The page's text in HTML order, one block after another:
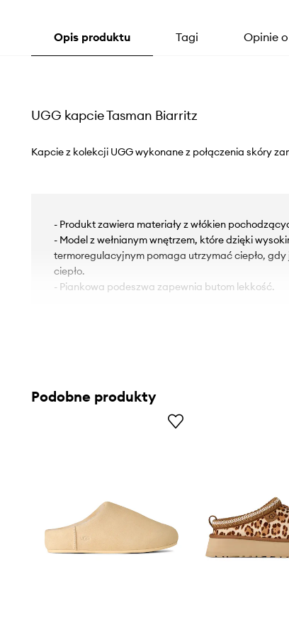
Opis produktu Tagi Opinie
UGG kapcie Tasman Biarritz
Kapcie z kolekcji UGG wykonane z połączenia skóry
- Produkt zawiera materiały z włókien
- Model z wełnianym wnętrzem, które dzięki
termoregulacyjnym pomaga utrzymać ciepło, gdy
ciepło.
- Piankowa podeszwa zapewnia butom lekkość.
Podobne produkty